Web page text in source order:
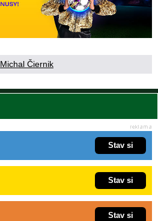
Michal Čiernik
Stav si
Stav si
Stav si